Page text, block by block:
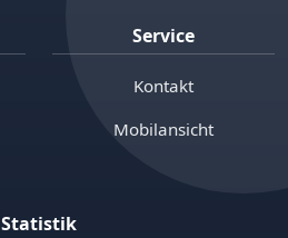
Service
Kontakt
Mobilansicht
Statistik